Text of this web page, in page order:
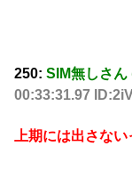
250: SIM無しさん
00:33:31.97
上期には出さな